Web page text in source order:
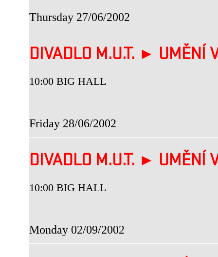
Thursday 27/06/2002
DIVADLO M.U.T. ►
10:00 BIG HALL
Friday 28/06/2002
DIVADLO M.U.T. ►
10:00 BIG HALL
Monday 02/09/2002